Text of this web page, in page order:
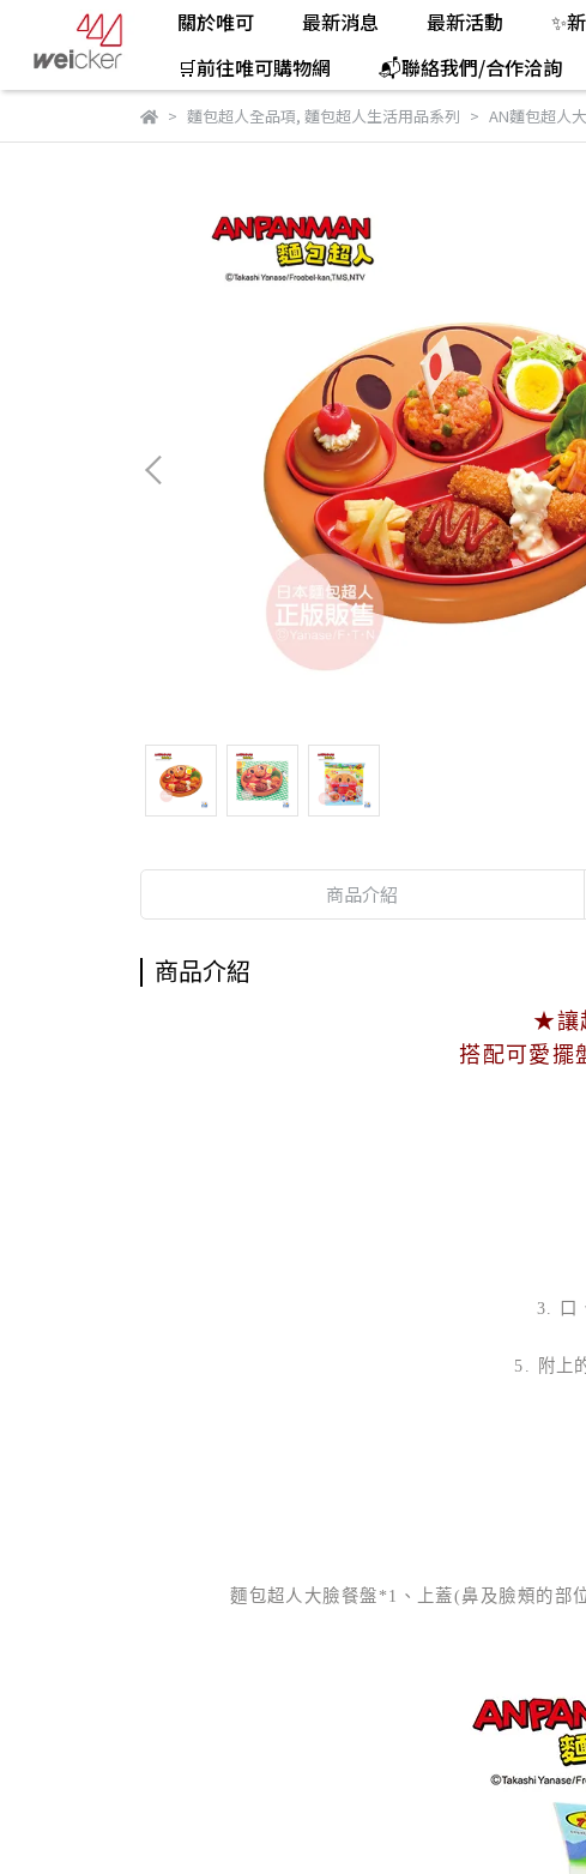
關於唯可 最新消息 最新活動 ✨
🛒前往唯可購物網
📬聯絡我們/合作洽詢
麵包超人全品項, 麵包超人生活用品系列 AN麵包超人
商品介紹
商品介紹
★讓
搭配可愛擺
3. 口
5. 附上
麵包超人大臉餐盤*1、上蓋(鼻及臉頰的